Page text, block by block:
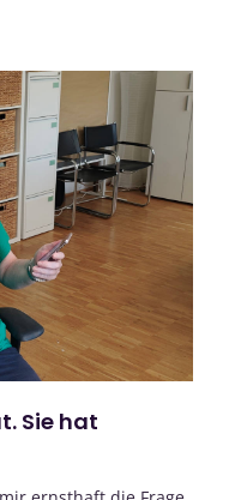
Sie hat